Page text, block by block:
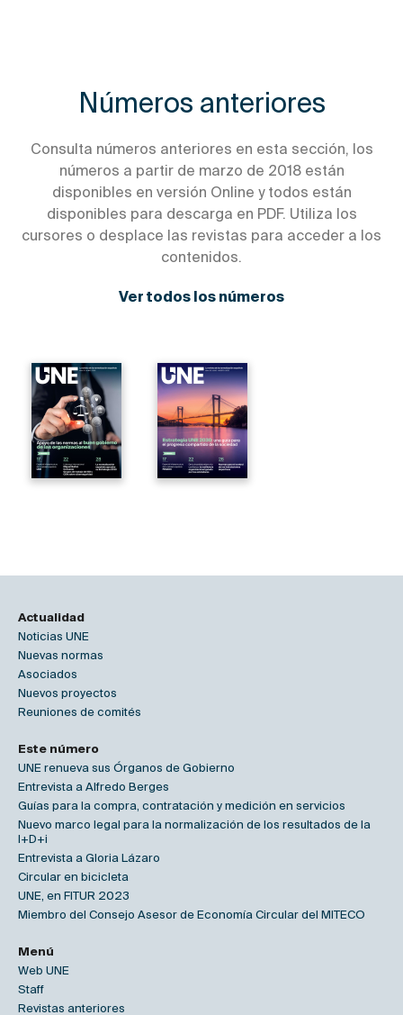
Números anteriores
Consulta números anteriores en esta sección, los
números a partir de marzo de 2018 están
disponibles en versión Online y todos están
disponibles para descarga en PDF. Utiliza los
cursores o desplace las revistas para acceder a los
contenidos.
Ver todos los números
Actualidad
Noticias UNE
Nuevas normas
Asociados
Nuevos proyectos
Reuniones de comités
Este número
UNE renueva sus Órganos de Gobierno
Entrevista a Alfredo Berges
Guías para la compra, contratación y medición en servicios
Nuevo marco legal para la normalización de los resultados de la
I+D+i
Entrevista a Gloria Lázaro
Circular en bicicleta
UNE, en FITUR 2023
Miembro del Consejo Asesor de Economía Circular del MITECO
Menú
Web UNE
Staff
Revistas anteriores